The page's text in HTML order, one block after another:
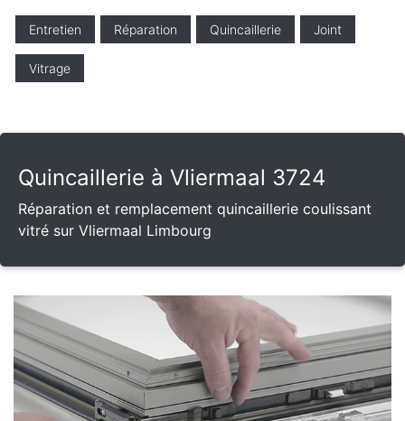
Entretien Réparation Quincaillerie Joint
Vitrage
Quincaillerie à Vliermaal 3724
Réparation et remplacement quincaillerie coulissant
vitré sur Vliermaal Limbourg